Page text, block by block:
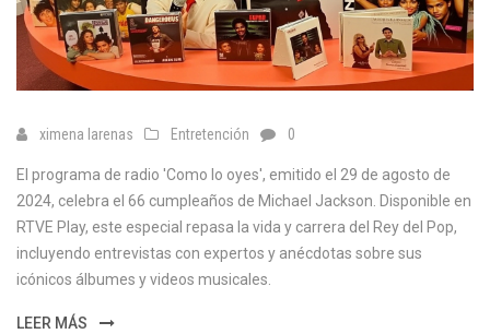
ximena larenas Entretención 0
El programa de radio 'Como lo oyes', emitido el 29 de agosto de
2024, celebra el 66 cumpleaños de Michael Jackson. Disponible en
RTVE Play, este especial repasa la vida y carrera del Rey del Pop,
incluyendo entrevistas con expertos y anécdotas sobre sus
icónicos álbumes y videos musicales.
LEER MÁS